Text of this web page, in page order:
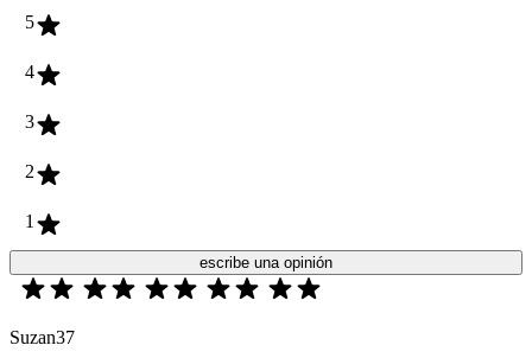
5
4
3
2
1
escribe una opinión
Suzan37